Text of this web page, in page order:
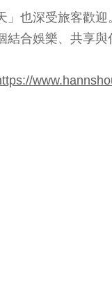
也深受旅客歡
合娛樂、共享